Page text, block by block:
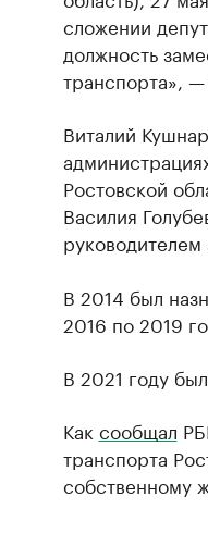
сложении
должность
транспорта», —
Виталий
Ростовской
Василия
руководителем
В 2014 был
2016 по 2019
В 2021 году
Как сообщал
транспорта
собственному